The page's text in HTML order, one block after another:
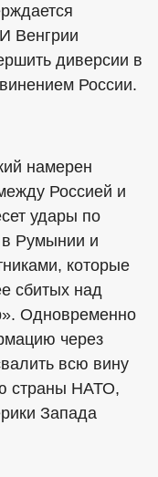
Венгрии
диверсии в
России.
намерен
Россией и
удары по
в Румынии и
которые
сбитых над
Одновременно
через
всю вину
страны НАТО,
Запада